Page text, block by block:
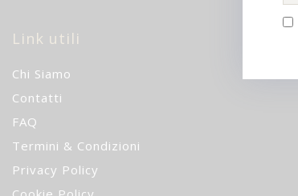
Link utili
Chi Siamo
Contatti
FAQ
Termini & Condizioni
Privacy Policy